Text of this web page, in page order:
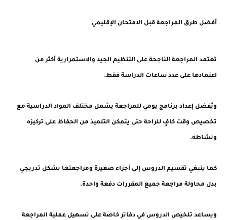
أفضل طرق المراجعة قبل الامتحان الإقليمي
تعتمد المراجعة الناجحة على التنظيم الجيد والاستمرارية أكثر من
اعتمادها على عدد ساعات الدراسة فقط.
ويُفضل إعداد برنامج يومي للمراجعة يشمل مختلف المواد الدراسية مع
تخصيص وقت كافٍ للراحة حتى يتمكن التلميذ من الحفاظ على تركيزه
ونشاطه.
كما ينبغي تقسيم الدروس إلى أجزاء صغيرة ومراجعتها بشكل تدريجي
بدل محاولة مراجعة جميع المقررات دفعة واحدة.
ويساعد تلخيص الدروس في دفاتر خاصة على تسهيل عملية المراجعة